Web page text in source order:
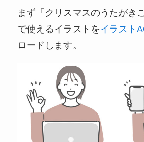
まず「クリスマスのうたがき
で使えるイラストを イラスト
ロードします。